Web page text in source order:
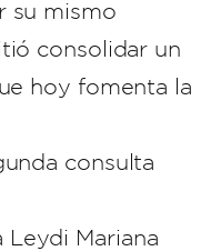
su mismo
consolidar un
hoy fomenta la
consulta
Leydi Mariana